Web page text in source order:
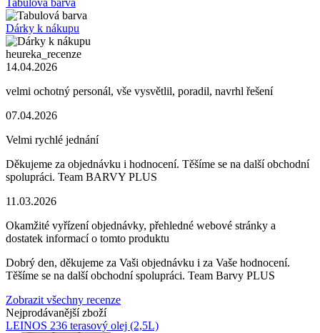
Tabulová barva
Dárky k nákupu
heureka_recenze
14.04.2026
velmi ochotný personál, vše vysvětlil, poradil, navrhl řešení
07.04.2026
Velmi rychlé jednání
Děkujeme za objednávku i hodnocení. Těšíme se na další obchodní
spolupráci. Team BARVY PLUS
11.03.2026
Okamžité vyřízení objednávky, přehledné webové stránky a
dostatek informací o tomto produktu
Dobrý den, děkujeme za Vaši objednávku i za Vaše hodnocení.
Těšíme se na další obchodní spolupráci. Team Barvy PLUS
Zobrazit všechny recenze
Nejprodávanější zboží
LEINOS 236 terasový olej (2,5L)